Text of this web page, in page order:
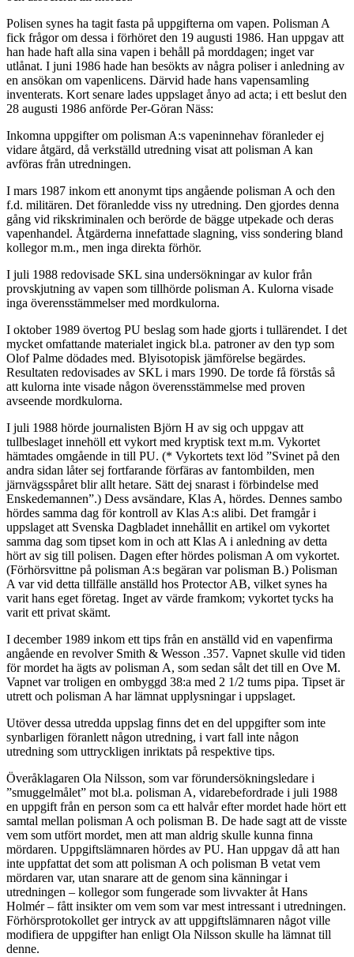
Polisen synes ha tagit fasta på uppgifterna om vapen. Polisman A
fick frågor om dessa i förhöret den 19 augusti 1986. Han uppgav att
han hade haft alla sina vapen i behåll på morddagen; inget var
utlånat. I juni 1986 hade han besökts av några poliser i anledning av
en ansökan om vapenlicens. Därvid hade hans vapensamling
inventerats. Kort senare lades uppslaget ånyo ad acta; i ett beslut den
28 augusti 1986 anförde Per-Göran Näss:
Inkomna uppgifter om polisman A:s vapeninnehav föranleder ej
vidare åtgärd, då verkställd utredning visat att polisman A kan
avföras från utredningen.
I mars 1987 inkom ett anonymt tips angående polisman A och den
f.d. militären. Det föranledde viss ny utredning. Den gjordes denna
gång vid rikskriminalen och berörde de bägge utpekade och deras
vapenhandel. Åtgärderna innefattade slagning, viss sondering bland
kollegor m.m., men inga direkta förhör.
I juli 1988 redovisade SKL sina undersökningar av kulor från
provskjutning av vapen som tillhörde polisman A. Kulorna visade
inga överensstämmelser med mordkulorna.
I oktober 1989 övertog PU beslag som hade gjorts i tullärendet. I det
mycket omfattande materialet ingick bl.a. patroner av den typ som
Olof Palme dödades med. Blyisotopisk jämförelse begärdes.
Resultaten redovisades av SKL i mars 1990. De torde få förstås så
att kulorna inte visade någon överensstämmelse med proven
avseende mordkulorna.
I juli 1988 hörde journalisten Björn H av sig och uppgav att
tullbeslaget innehöll ett vykort med kryptisk text m.m. Vykortet
hämtades omgående in till PU. (* Vykortets text löd ”Svinet på den
andra sidan låter sej fortfarande förfäras av fantombilden, men
järnvägsspåret blir allt hetare. Sätt dej snarast i förbindelse med
Enskedemannen”.) Dess avsändare, Klas A, hördes. Dennes sambo
hördes samma dag för kontroll av Klas A:s alibi. Det framgår i
uppslaget att Svenska Dagbladet innehållit en artikel om vykortet
samma dag som tipset kom in och att Klas A i anledning av detta
hört av sig till polisen. Dagen efter hördes polisman A om vykortet.
(Förhörsvittne på polisman A:s begäran var polisman B.) Polisman
A var vid detta tillfälle anställd hos Protector AB, vilket synes ha
varit hans eget företag. Inget av värde framkom; vykortet tycks ha
varit ett privat skämt.
I december 1989 inkom ett tips från en anställd vid en vapenfirma
angående en revolver Smith & Wesson .357. Vapnet skulle vid tiden
för mordet ha ägts av polisman A, som sedan sålt det till en Ove M.
Vapnet var troligen en ombyggd 38:a med 2 1/2 tums pipa. Tipset är
utrett och polisman A har lämnat upplysningar i uppslaget.
Utöver dessa utredda uppslag finns det en del uppgifter som inte
synbarligen föranlett någon utredning, i vart fall inte någon
utredning som uttryckligen inriktats på respektive tips.
Överåklagaren Ola Nilsson, som var förundersökningsledare i
”smuggelmålet” mot bl.a. polisman A, vidarebefordrade i juli 1988
en uppgift från en person som ca ett halvår efter mordet hade hört ett
samtal mellan polisman A och polisman B. De hade sagt att de visste
vem som utfört mordet, men att man aldrig skulle kunna finna
mördaren. Uppgiftslämnaren hördes av PU. Han uppgav då att han
inte uppfattat det som att polisman A och polisman B vetat vem
mördaren var, utan snarare att de genom sina känningar i
utredningen – kollegor som fungerade som livvakter åt Hans
Holmér – fått insikter om vem som var mest intressant i utredningen.
Förhörsprotokollet ger intryck av att uppgiftslämnaren något ville
modifiera de uppgifter han enligt Ola Nilsson skulle ha lämnat till
denne.